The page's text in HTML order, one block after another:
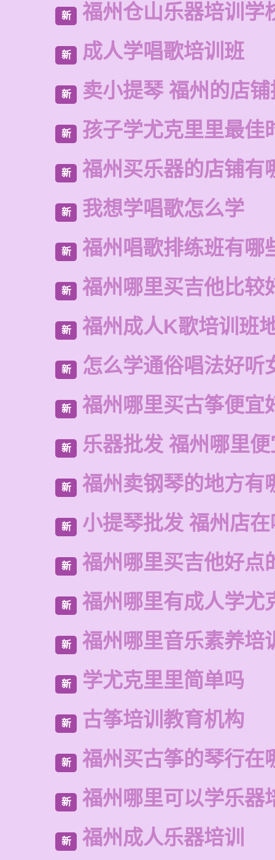
新 福州仓山乐器培训学
新 成人学唱歌培训班
新 卖小提琴 福州的店
新 孩子学尤克里里最佳
新 福州买乐器的店铺有
新 我想学唱歌怎么学
新 福州唱歌排练班有哪
新 福州哪里买吉他比较
新 福州成人K歌培训班
新 怎么学通俗唱法好听
新 福州哪里买古筝便宜
新 乐器批发 福州哪里
新 福州卖钢琴的地方有
新 小提琴批发 福州店
新 福州哪里买吉他好点
新 福州哪里有成人学尤
新 福州哪里音乐素养培
新 学尤克里里简单吗
新 古筝培训教育机构
新 福州买古筝的琴行在
新 福州哪里可以学乐器
新 福州成人乐器培训